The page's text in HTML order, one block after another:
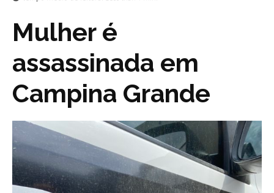
Mulher é
assassinada em
Campina Grande